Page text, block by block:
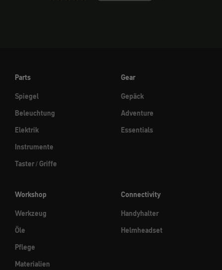
Parts
Spiegel
Beleuchtung
Elektrik
Instrumente
Taster / Griffe
Gear
Gepäck
Adventure
Essentials
Workshop
Werkzeug
Öle
Pflege
Materialien
Connectivity
Handyhalter
Helmheadset